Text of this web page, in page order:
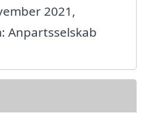
2021,
Anpartsselskab